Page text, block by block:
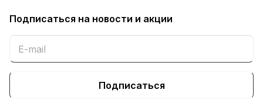
Подписаться на новости и акции
Подписаться